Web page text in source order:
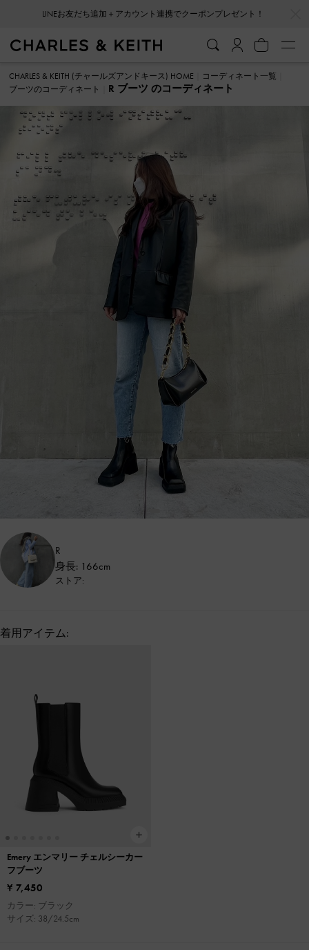
LINEお友だち追加＋アカウント連携でクーポンプレゼント！
CHARLES & KEITH (チャールズアンドキース) HOME
コーディネート一覧
ブーツのコーディネート
R ブーツ のコーディネート
R
身長: 166cm
ストア:
着用アイテム:
Emery エンマリー チェルシーカー
フブーツ
¥ 7,450
カラー: ブラック
サイズ: 38/24.5cm